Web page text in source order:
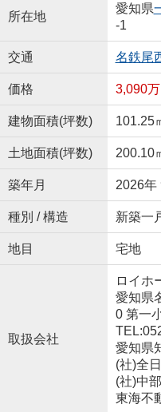
所在地
愛知県
-1
交通 名鉄尾
価格 3,090万
建物面積(坪数) 101.25
土地面積(坪数) 200.10
築年月 2026年
種別 / 構造 新築一
地目 宅地
取扱会社
ロイホ
愛知県
0 第一
愛知県
(社)全
(社)中
東海不